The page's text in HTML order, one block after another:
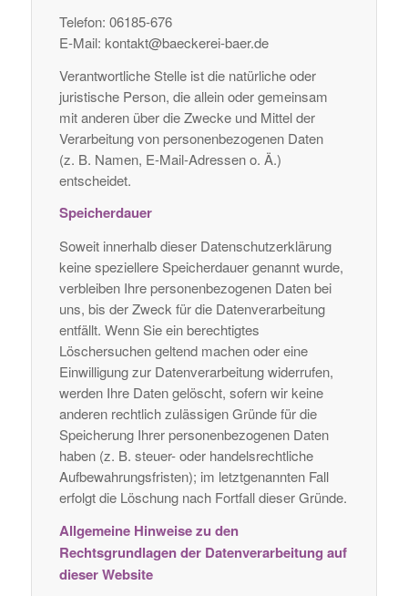
Telefon: 06185-676
E-Mail: kontakt@baeckerei-baer.de
Verantwortliche Stelle ist die natürliche oder
juristische Person, die allein oder gemeinsam
mit anderen über die Zwecke und Mittel der
Verarbeitung von personenbezogenen Daten
(z. B. Namen, E-Mail-Adressen o. Ä.)
entscheidet.
Speicherdauer
Soweit innerhalb dieser Datenschutzerklärung
keine speziellere Speicherdauer genannt wurde,
verbleiben Ihre personenbezogenen Daten bei
uns, bis der Zweck für die Datenverarbeitung
entfällt. Wenn Sie ein berechtigtes
Löschersuchen geltend machen oder eine
Einwilligung zur Datenverarbeitung widerrufen,
werden Ihre Daten gelöscht, sofern wir keine
anderen rechtlich zulässigen Gründe für die
Speicherung Ihrer personenbezogenen Daten
haben (z. B. steuer- oder handelsrechtliche
Aufbewahrungsfristen); im letztgenannten Fall
erfolgt die Löschung nach Fortfall dieser Gründe.
Allgemeine Hinweise zu den
Rechtsgrundlagen der Datenverarbeitung auf
dieser Website